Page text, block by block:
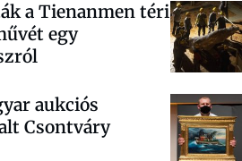
a Tienanmen téri
egy
aukciós
Csontváry